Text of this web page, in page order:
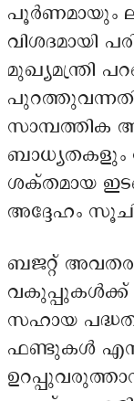
പൂർണമായും
വിശദമായി
മുഖ്യമന്ത്രി
സാമ്പത്തിക
ബാധ്യതകളും
ശക്തമായ
അദ്ദേഹം
ബജറ്റ്
വകുപ്പുകൾക്ക്
സഹായ
ഫണ്ടുകൾ